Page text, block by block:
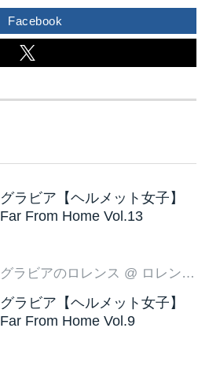
Facebook
グラビア【ヘルメット女子】
Far From Home Vol.13
グラビアのロレンス @ ロレンス編集部
グラビア【ヘルメット女子】
Far From Home Vol.9